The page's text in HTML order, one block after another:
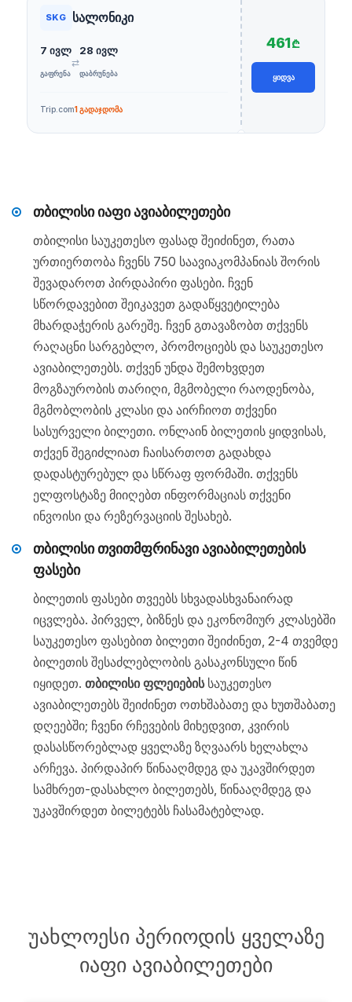
SKG სალონიკი
7 ივლ
ᲒᲐᲤᲠᲔᲜᲐ
⇄
28 ივლ
ᲓᲐᲑᲠᲣᲜᲔᲑᲐ
Trip.com1 გადაჯდომა
461₾
ᲧᲘᲓᲕᲐ
თბილისი იაფი ავიაბილეთები
თბილისი საუკეთესო ფასად შეიძინეთ, რათა
ურთიერთობა ჩვენს 750 საავიაკომპანიას შორის
შევადაროთ პირდაპირი ფასები. ჩვენ
სწორდავებით შეიკავეთ გადაწყვეტილება
მხარდაჭერის გარეშე. ჩვენ გთავაზობთ თქვენს
რაღაცნი სარგებლო, პრომოციებს და საუკეთესო
ავიაბილეთებს. თქვენ უნდა შემოხვდეთ
მოგზაურობის თარიღი, მგმობელი რაოდენობა,
მგმობლობის კლასი და აირჩიოთ თქვენი
სასურველი ბილეთი. ონლაინ ბილეთის ყიდვისას,
თქვენ შეგიძლიათ ჩაისართოთ გადახდა
დადასტურებულ და სწრაფ ფორმაში. თქვენს
ელფოსტაზე მიიღებთ ინფორმაციას თქვენი
ინვოისი და რეზერვაციის შესახებ.
თბილისი თვითმფრინავი ავიაბილეთების
ფასები
ბილეთის ფასები თვეებს სხვადასხვანაირად
იცვლება. პირველ, ბიზნეს და ეკონომიურ კლასებში
საუკეთესო ფასებით ბილეთი შეიძინეთ, 2-4 თვემდე
ბილეთის შესაძლებლობის გასაკონსული წინ
იყიდეთ. თბილისი ფლეიებისსაუკეთესო
ავიაბილეთებს შეიძინეთ ოთხშაბათე და ხუთშაბათე
დღეებში; ჩვენი რჩევების მიხედვით, კვირის
დასასწორებლად ყველაზე ზღვაარს ხელახლა
არჩევა. პირდაპირ წინააღმდეგ და უკავშირდეთ
სამხრეთ-დასახლო ბილეთებს, წინააღმდეგ და
უკავშირდეთ ბილეტებს ჩასამატებლად.
უახლოესი პერიოდის ყველაზე
იაფი ავიაბილეთები